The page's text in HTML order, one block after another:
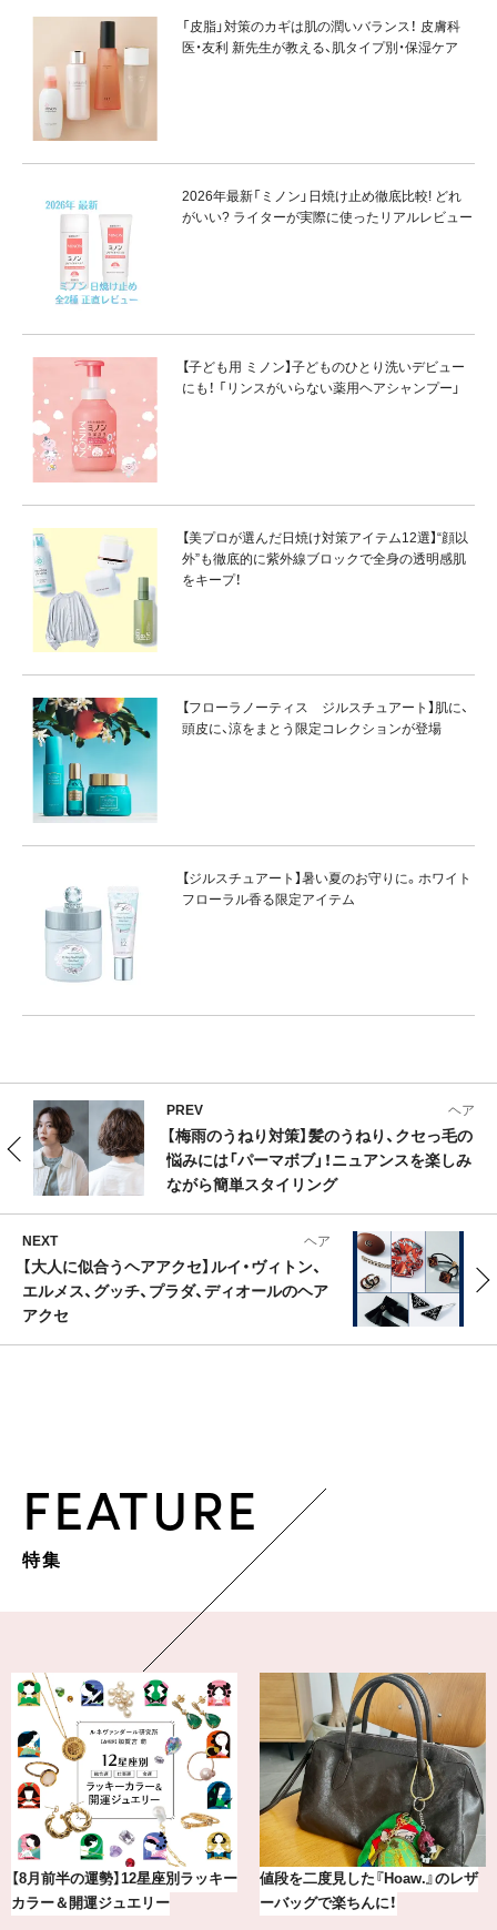
「皮脂」対策のカギは肌の潤いバランス！ 皮膚科
医・友利 新先生が教える、肌タイプ別・保湿ケア
2026年最新「ミノン」日焼け止め徹底比較! どれ
がいい? ライターが実際に使ったリアルレビュー
【子ども用 ミノン】子どものひとり洗いデビュー
にも！ 「リンスがいらない薬用ヘアシャンプー」
【美プロが選んだ日焼け対策アイテム12選】“顔以
外”も徹底的に紫外線ブロックで全身の透明感肌
をキープ！
【フローラノーティス ジルスチュアート】肌に、
頭皮に、涼をまとう限定コレクションが登場
【ジルスチュアート】暑い夏のお守りに。ホワイト
フローラル香る限定アイテム
PREV ヘア
【梅雨のうねり対策】髪のうねり、クセっ毛の
悩みには「パーマボブ」！ニュアンスを楽しみ
ながら簡単スタイリング
NEXT ヘア
【大人に似合うヘアアクセ】ルイ・ヴィトン、
エルメス、グッチ、プラダ、ディオールのヘア
アクセ
FEATURE
特集
値段を二度見した『Hoaw.』のレザ
ーバッグで楽ちんに！
最新版！東京都内のおしゃれな朝
カフェ＆モーニング9選